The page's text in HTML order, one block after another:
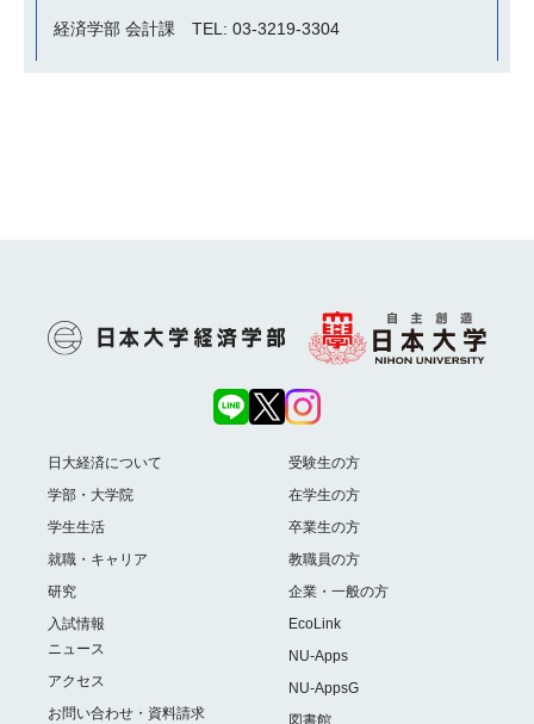
経済学部 会計課 TEL: 03-3219-3304
日大経済について
学部・大学院
学生生活
就職・キャリア
研究
入試情報
ニュース
アクセス
お問い合わせ・資料請求
受験生の方
在学生の方
卒業生の方
教職員の方
企業・一般の方
EcoLink
NU-Apps
NU-AppsG
図書館